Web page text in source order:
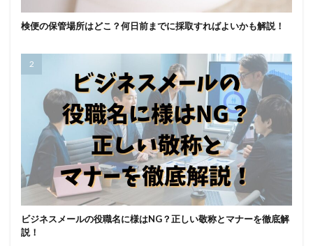
検便の保管場所はどこ？何日前までに採取すればよいかも解説！
ビジネスメールの役職名に様はNG？正しい敬称とマナーを徹底解
説！